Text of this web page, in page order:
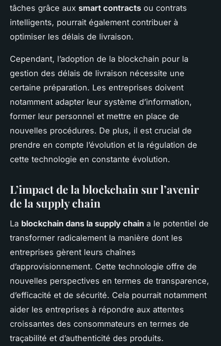
tâches grâce aux smart contracts ou contrats
intelligents, pourrait également contribuer à
optimiser les délais de livraison.
Cependant, l’adoption de la blockchain pour la
gestion des délais de livraison nécessite une
certaine préparation. Les entreprises doivent
notamment adapter leur système d’information,
former leur personnel et mettre en place de
nouvelles procédures. De plus, il est crucial de
prendre en compte l’évolution et la régulation de
cette technologie en constante évolution.
L’impact de la blockchain sur l’avenir
de la supply chain
La blockchain dans la supply chain a le potentiel de
transformer radicalement la manière dont les
entreprises gèrent leurs chaînes
d’approvisionnement. Cette technologie offre de
nouvelles perspectives en termes de transparence,
d’efficacité et de sécurité. Cela pourrait notamment
aider les entreprises à répondre aux attentes
croissantes des consommateurs en termes de
traçabilité et d’authenticité des produits.